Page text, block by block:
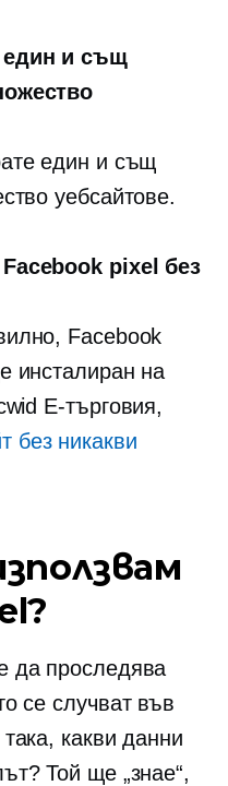
един и същ
един и същ
уебсайтове.
pixel без
Facebook
инсталиран на
Е-търговия,
без никакви
да проследява
се случват във
какви данни
Той ще „знае“,